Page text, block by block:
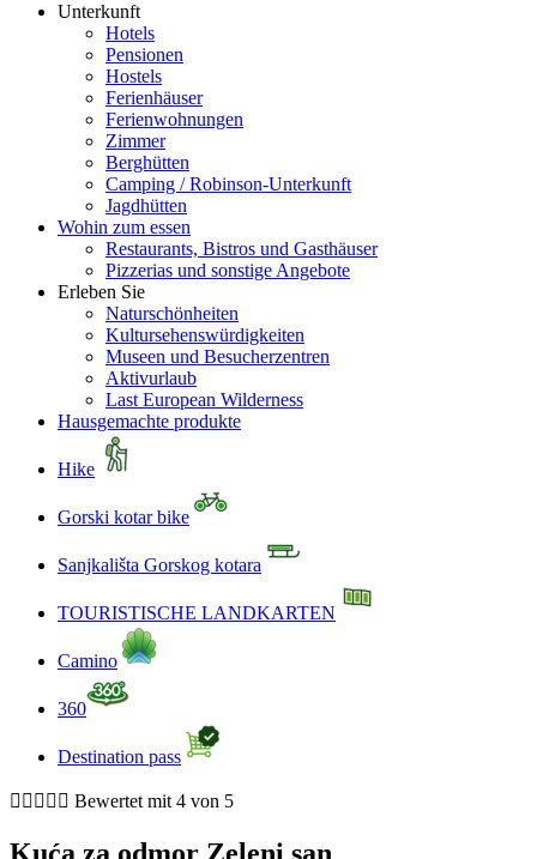
Unterkunft
Hotels
Pensionen
Hostels
Ferienhäuser
Ferienwohnungen
Zimmer
Berghütten
Camping / Robinson-Unterkunft
Jagdhütten
Wohin zum essen
Restaurants, Bistros und Gasthäuser
Pizzerias und sonstige Angebote
Erleben Sie
Naturschönheiten
Kultursehenswürdigkeiten
Museen und Besucherzentren
Aktivurlaub
Last European Wilderness
Hausgemachte produkte
Hike
Gorski kotar bike
Sanjkališta Gorskog kotara
TOURISTISCHE LANDKARTEN
Camino
360
Destination pass
     Bewertet mit 4 von 5